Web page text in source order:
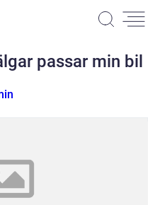
passar min bil